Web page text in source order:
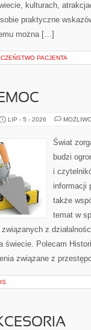
kulturach,
sobie praktyczne
można […]
PACJENTA
LIP - 5 - 2026
Świat
budzi
i
informacji
także
temat w
z
świecie. Polecam
związane z